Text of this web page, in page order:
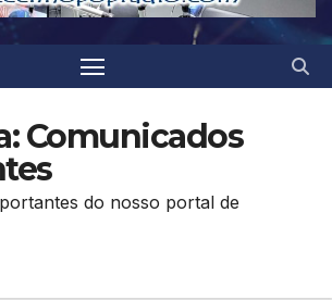
Comunicados
do nosso portal de